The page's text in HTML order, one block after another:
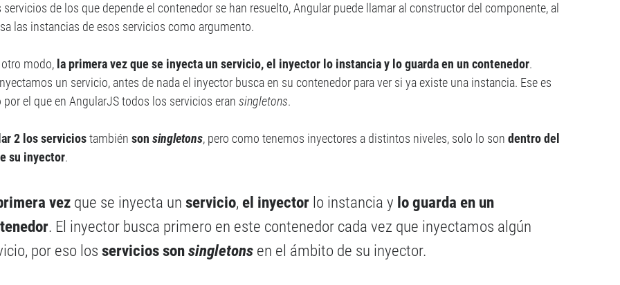
de los que depende el contenedor se han resuelto, Angular puede llamar al constructor del componente, al
las instancias de esos servicios como argumento.
modo, la primera vez que se inyecta un servicio, el inyector lo instancia y lo guarda en un contenedor.
un servicio, antes de nada el inyector busca en su contenedor para ver si ya existe una instancia. Ese es
por el que en AngularJS todos los servicios eransingletons.
2 los serviciostambiénsonsingletons, pero como tenemos inyectores a distintos niveles, solo lo sondentro del
su inyector.
vez que se inyecta unservicio,el inyector lo instancia y lo guarda en un
. El inyector busca primero en este contenedor cada vez que inyectamos algún
por eso losservicios sonsingletons en el ámbito de su inyector.